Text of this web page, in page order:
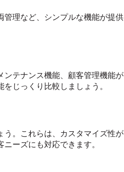
管理など、シンプルな機能が提供
ンテナンス機能、顧客管理機能が
じっくり比較しましょう。
う。これらは、カスタマイズ性が
ーズにも対応できます。